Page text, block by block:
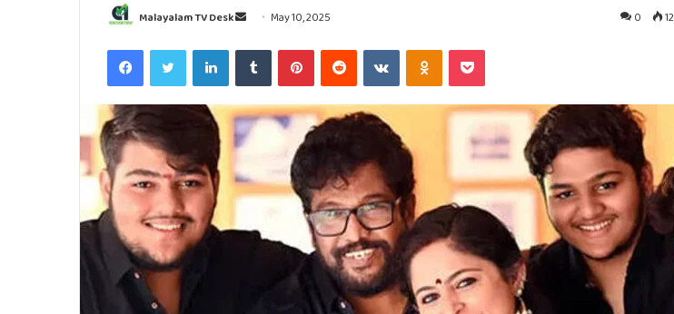
Malayalam TV Desk
Send
email
May 10, 2025 0 12
FacebookTwitter LinkedInTumblr PinterestReddit VKontakteOdnoklassniki
Pocket